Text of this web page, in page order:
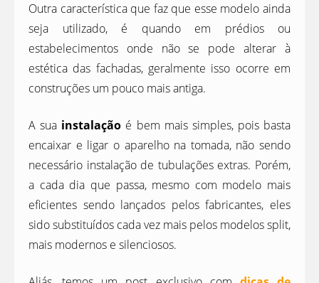
Outra característica que faz que esse modelo ainda
seja utilizado, é quando em prédios ou
estabelecimentos onde não se pode alterar à
estética das fachadas, geralmente isso ocorre em
construções um pouco mais antiga.
A sua instalação é bem mais simples, pois basta
encaixar e ligar o aparelho na tomada, não sendo
necessário instalação de tubulações extras. Porém,
a cada dia que passa, mesmo com modelo mais
eficientes sendo lançados pelos fabricantes, eles
sido substituídos cada vez mais pelos modelos split,
mais modernos e silenciosos.